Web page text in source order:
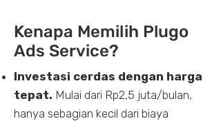
Kenapa Memilih Plugo
Ads Service?
Investasi cerdas dengan harga
tepat. Mulai dari Rp2,5 juta/bulan,
hanya sebagian kecil dari biaya